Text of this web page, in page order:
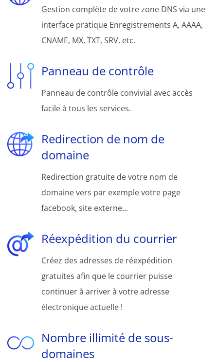
Gestion complète de votre zone DNS via une
interface pratique Enregistrements A, AAAA,
CNAME, MX, TXT, SRV, etc.
Panneau de contrôle
Panneau de contrôle convivial avec accès
facile à tous les services.
Redirection de nom de
domaine
Redirection gratuite de votre nom de
domaine vers par exemple votre page
facebook, site externe...
Réexpédition du courrier
Créez des adresses de réexpédition
gratuites afin que le courrier puisse
continuer à arriver à votre adresse
électronique actuelle !
Nombre illimité de sous-
domaines